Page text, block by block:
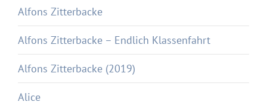
Alfons Zitterbacke
Alfons Zitterbacke – Endlich Klassenfahrt
Alfons Zitterbacke (2019)
Alice